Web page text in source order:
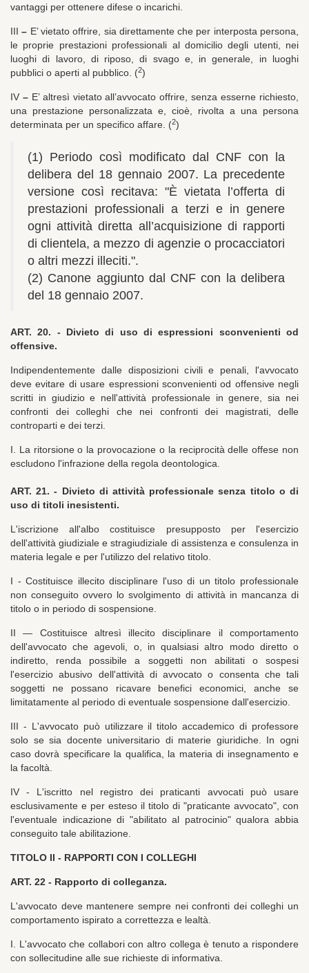
vantaggi per ottenere difese o incarichi.
III – E’ vietato offrire, sia direttamente che per interposta persona,
le proprie prestazioni professionali al domicilio degli utenti, nei
luoghi di lavoro, di riposo, di svago e, in generale, in luoghi
pubblici o aperti al pubblico. (2)
IV – E’ altresì vietato all’avvocato offrire, senza esserne richiesto,
una prestazione personalizzata e, cioè, rivolta a una persona
determinata per un specifico affare. (2)
(1) Periodo così modificato dal CNF con la
delibera del 18 gennaio 2007. La precedente
versione così recitava: "È vietata l’offerta di
prestazioni professionali a terzi e in genere
ogni attività diretta all’acquisizione di rapporti
di clientela, a mezzo di agenzie o procacciatori
o altri mezzi illeciti.".
(2) Canone aggiunto dal CNF con la delibera
del 18 gennaio 2007.
ART. 20. -
Divieto di uso di espressioni sconvenienti od
offensive.
Indipendentemente dalle disposizioni civili e penali, l'avvocato
deve evitare di usare espressioni sconvenienti od offensive negli
scritti in giudizio e nell'attività professionale in genere, sia nei
confronti dei colleghi che nei confronti dei magistrati, delle
controparti e dei terzi.
I. La ritorsione o la provocazione o la reciprocità delle offese non
escludono l'infrazione della regola deontologica.
ART. 21. - Divieto di attività professionale senza titolo o di
uso di titoli inesistenti.
L'iscrizione all'albo costituisce presupposto per l'esercizio
dell'attività giudiziale e stragiudiziale di assistenza e consulenza in
materia legale e per l'utilizzo del relativo titolo.
I - Costituisce illecito disciplinare l'uso di un titolo professionale
non conseguito ovvero lo svolgimento di attività in mancanza di
titolo o in periodo di sospensione.
II — Costituisce altresì illecito disciplinare il comportamento
dell'avvocato che agevoli, o, in qualsiasi altro modo diretto o
indiretto, renda possibile a soggetti non abilitati o sospesi
l'esercizio abusivo dell'attività di avvocato o consenta che tali
soggetti ne possano ricavare benefici economici, anche se
limitatamente al periodo di eventuale sospensione dall'esercizio.
III - L'avvocato può utilizzare il titolo accademico di professore
solo se sia docente universitario di materie giuridiche. In ogni
caso dovrà specificare la qualifica, la materia di insegnamento e
la facoltà.
IV - L'iscritto nel registro dei praticanti avvocati può usare
esclusivamente e per esteso il titolo di "praticante avvocato", con
l'eventuale indicazione di "abilitato al patrocinio" qualora abbia
conseguito tale abilitazione.
TITOLO II - RAPPORTI CON I COLLEGHI
ART. 22 - Rapporto di colleganza.
L'avvocato deve mantenere sempre nei confronti dei colleghi un
comportamento ispirato a correttezza e lealtà.
I. L'avvocato che collabori con altro collega è tenuto a rispondere
con sollecitudine alle sue richieste di informativa.